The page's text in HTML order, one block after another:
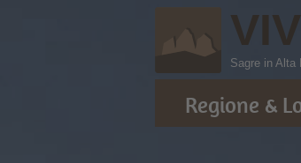
Sagre in Alta
Regione &